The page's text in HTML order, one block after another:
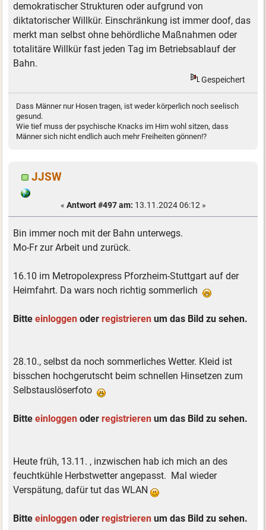
demokratischer Strukturen oder aufgrund von
diktatorischer Willkür. Einschränkung ist immer doof, das
merkt man selbst ohne behördliche Maßnahmen oder
totalitäre Willkür fast jeden Tag im Betriebsablauf der
Bahn.
Gespeichert
Dass Männer nur Hosen tragen, ist weder körperlich noch seelisch
gesund.
Wie tief muss der psychische Knacks im Hirn wohl sitzen, dass
Männer sich nicht endlich auch mehr Freiheiten gönnen!?
JJSW
« Antwort #497 am: 13.11.2024 06:12 »
Bin immer noch mit der Bahn unterwegs.
Mo-Fr zur Arbeit und zurück.
16.10 im Metropolexpress Pforzheim-Stuttgart auf der
Heimfahrt. Da wars noch richtig sommerlich
Bitteeinloggen oderregistrieren um das Bild zu sehen.
28.10., selbst da noch sommerliches Wetter. Kleid ist
bisschen hochgerutscht beim schnellen Hinsetzen zum
Selbstauslöserfoto
Bitteeinloggen oderregistrieren um das Bild zu sehen.
Heute früh, 13.11. , inzwischen hab ich mich an des
feuchtkühle Herbstwetter angepasst. Mal wieder
Verspätung, dafür tut das WLAN
Bitteeinloggen oderregistrieren um das Bild zu sehen.